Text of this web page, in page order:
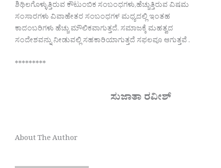
ಶಿಥಿಲಗೊಳ್ಳುತ್ತಿರುವ ಕೌಟುಂಬಿಕ ಸಂಬಂಧಗಳು,ಹೆಚ್ಚುತ್ತಿರುವ ವಿಷಮ
ಸಂಸಾರಗಳು ವಿವಾಹೇತರ ಸಂಬಂಧಗಳ ಮಧ್ಯದಲ್ಲಿ ಇಂತಹ
ಕಾದಂಬರಿಗಳು ಹೆಚ್ಚು ಮೌಲಿಕವಾಗುತ್ತದೆ. ಸಮಾಜಕ್ಕೆ ಮಹತ್ವದ
ಸಂದೇಶವನ್ನು ನೀಡುವಲ್ಲಿ ಸಹಕಾರಿಯಾಗುತ್ತದೆ ಸಫಲವೂ ಆಗುತ್ತವೆ .
*********
ಸುಜಾತಾ ರವೀಶ್
About The Author